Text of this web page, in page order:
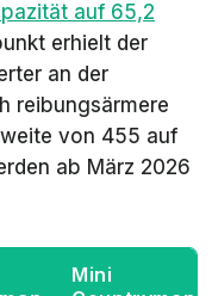
auf 65,2
erhielt der
an der
reibungsärmere
von 455 auf
ab März 2026
Mini